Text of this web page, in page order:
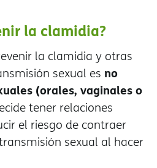
la clamidia?
la clamidia y otras
sexual es no
(orales, vaginales o
tener relaciones
el riesgo de contraer
sexual al hacer